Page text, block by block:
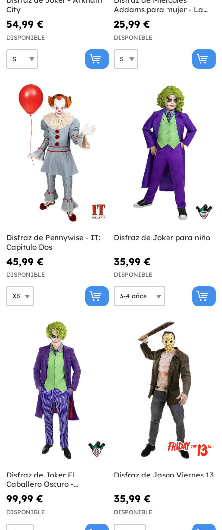
City
54,99 €
DISPONIBLE
Addams para mujer - La
Familia Addams
25,99 €
DISPONIBLE
Disfraz de Pennywise - IT:
Capítulo Dos
45,99 €
DISPONIBLE
Disfraz de Joker para niño
35,99 €
DISPONIBLE
Disfraz de Joker El
Caballero Oscuro -
Diamond Edition
99,99 €
DISPONIBLE
Disfraz de Jason Viernes 13
35,99 €
DISPONIBLE